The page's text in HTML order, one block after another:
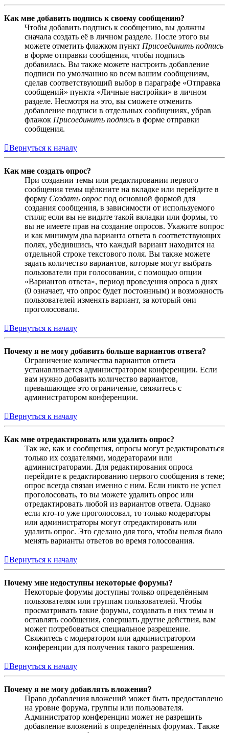
Как мне добавить подпись к своему сообщению?
Чтобы добавить подпись к сообщению, вы должны
сначала создать её в личном разделе. После этого вы
можете отметить флажком пункт Присоединить подпись
в форме отправки сообщения, чтобы подпись
добавилась. Вы также можете настроить добавление
подписи по умолчанию ко всем вашим сообщениям,
сделав соответствующий выбор в параграфе «Отправка
сообщений» пункта «Личные настройки» в личном
разделе. Несмотря на это, вы сможете отменить
добавление подписи в отдельных сообщениях, убрав
флажок Присоединить подпись в форме отправки
сообщения.
Вернуться к началу
Как мне создать опрос?
При создании темы или редактировании первого
сообщения темы щёлкните на вкладке или перейдите в
форму Создать опрос под основной формой для
создания сообщения, в зависимости от используемого
стиля; если вы не видите такой вкладки или формы, то
вы не имеете прав на создание опросов. Укажите вопрос
и как минимум два варианта ответа в соответствующих
полях, убедившись, что каждый вариант находится на
отдельной строке текстового поля. Вы также можете
задать количество вариантов, которые могут выбрать
пользователи при голосовании, с помощью опции
«Вариантов ответа», период проведения опроса в днях
(0 означает, что опрос будет постоянным) и возможность
пользователей изменять вариант, за который они
проголосовали.
Вернуться к началу
Почему я не могу добавить больше вариантов ответа?
Ограничение количества вариантов ответа
устанавливается администратором конференции. Если
вам нужно добавить количество вариантов,
превышающее это ограничение, свяжитесь с
администратором конференции.
Вернуться к началу
Как мне отредактировать или удалить опрос?
Так же, как и сообщения, опросы могут редактироваться
только их создателями, модераторами или
администраторами. Для редактирования опроса
перейдите к редактированию первого сообщения в теме;
опрос всегда связан именно с ним. Если никто не успел
проголосовать, то вы можете удалить опрос или
отредактировать любой из вариантов ответа. Однако
если кто-то уже проголосовал, то только модераторы
или администраторы могут отредактировать или
удалить опрос. Это сделано для того, чтобы нельзя было
менять варианты ответов во время голосования.
Вернуться к началу
Почему мне недоступны некоторые форумы?
Некоторые форумы доступны только определённым
пользователям или группам пользователей. Чтобы
просматривать такие форумы, создавать в них темы и
оставлять сообщения, совершать другие действия, вам
может потребоваться специальное разрешение.
Свяжитесь с модератором или администратором
конференции для получения такого разрешения.
Вернуться к началу
Почему я не могу добавлять вложения?
Право добавления вложений может быть предоставлено
на уровне форума, группы или пользователя.
Администратор конференции может не разрешить
добавление вложений в определённых форумах. Также